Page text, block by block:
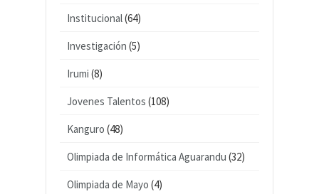
Institucional(64)
Investigación (5)
Irumi (8)
Jovenes Talentos (108)
Kanguro (48)
Olimpiada de Informática Aguarandu (32)
Olimpiada de Mayo (4)